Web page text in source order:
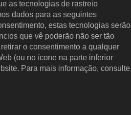
as tecnologias de rastreio
dados para as seguintes
estas tecnologias serão
que vê poderão não ser tão
o consentimento a qualquer
(ou no ícone na parte inferior
Para mais informação, consulte